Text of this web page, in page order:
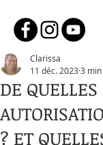
DE QUELLES
? ET
Clarissa
11 déc. 2023 3